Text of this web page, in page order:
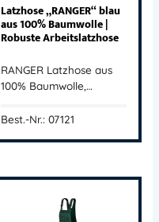
Latzhose „RANGER“ blau
aus 100% Baumwolle |
Robuste Arbeitslatzhose
RANGER Latzhose aus
100% Baumwolle,…
Best.-Nr.: 07121